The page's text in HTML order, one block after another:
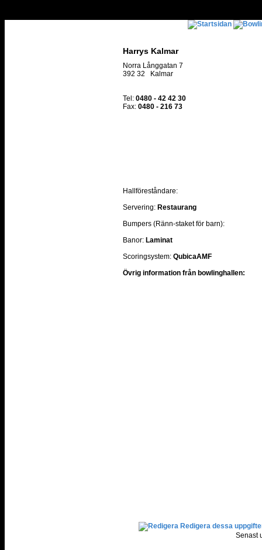
Harrys Kalmar
Norra Långgatan 7
392 32 Kalmar
Tel: 0480 - 42 42 30
Fax: 0480 - 216 73
Hallföreståndare:
Servering: Restaurang
Bumpers (Ränn-staket för barn):
Banor: Laminat
Scoringsystem: QubicaAMF
Övrig information från bowlinghallen:
Redigera dessa
Senast